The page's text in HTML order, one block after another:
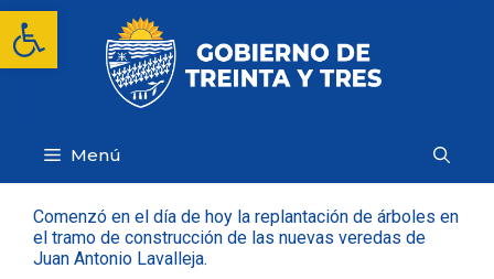
Abrir barra de herramientas
Saltar
contenido
Menú
Comenzó en el día de hoy la replantación de árboles en
el tramo de construcción de las nuevas veredas de
Juan Antonio Lavalleja.